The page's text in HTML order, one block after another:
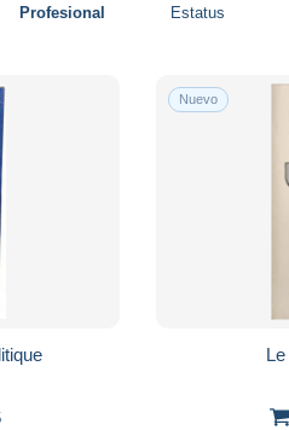
Profesional Estatus
Nuevo